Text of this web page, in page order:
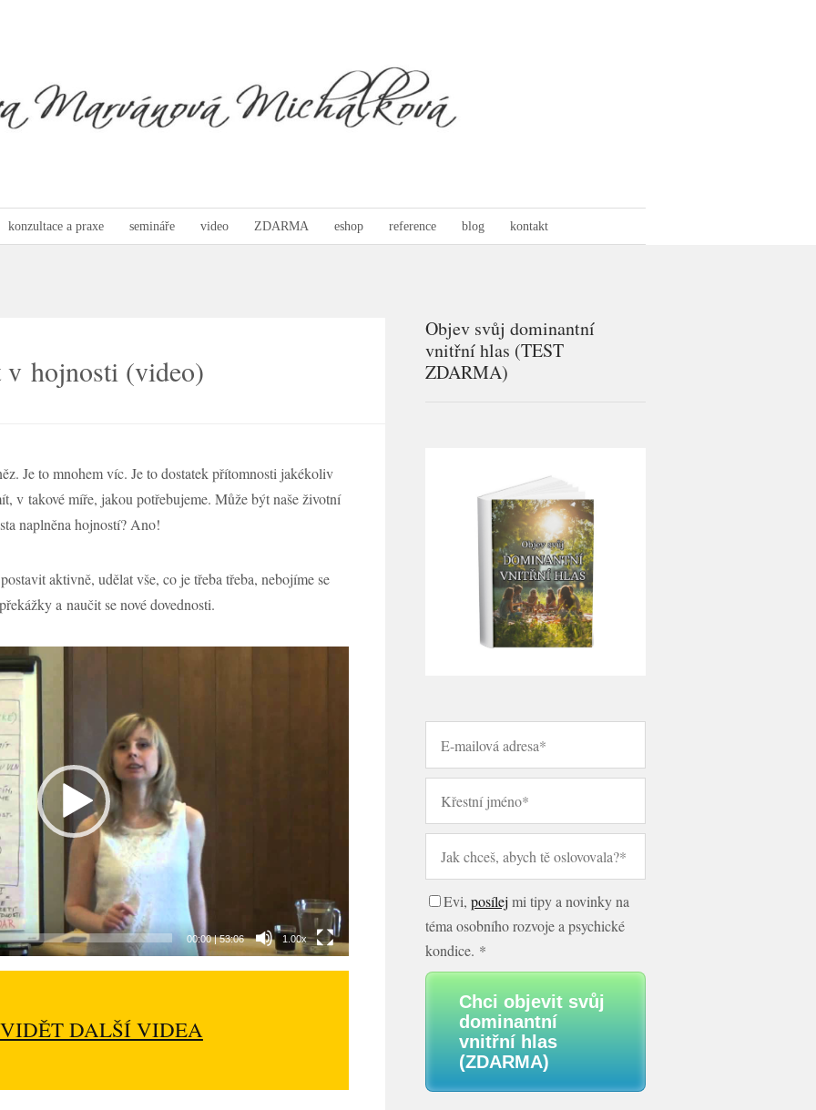
konzultace a praxe semináře video ZDARMA eshop reference blog kontakt
hojnosti (video)
Je to mnohem víc. Je to dostatek přítomnosti jakékoliv
v takové míře, jakou potřebujeme. Může být naše životní
naplněna hojností? Ano!
aktivně, udělat vše, co je třeba třeba, nebojíme se
a naučit se nové dovednosti.
00:00|53:06 1.00x
DALŠÍ VIDEA
Objev svůj dominantní
vnitřní hlas (TEST
ZDARMA)
Evi, posílej mi tipy a novinky na
téma osobního rozvoje a psychické
kondice. *
Chci objevit svůj
dominantní
vnitřní hlas
(ZDARMA)